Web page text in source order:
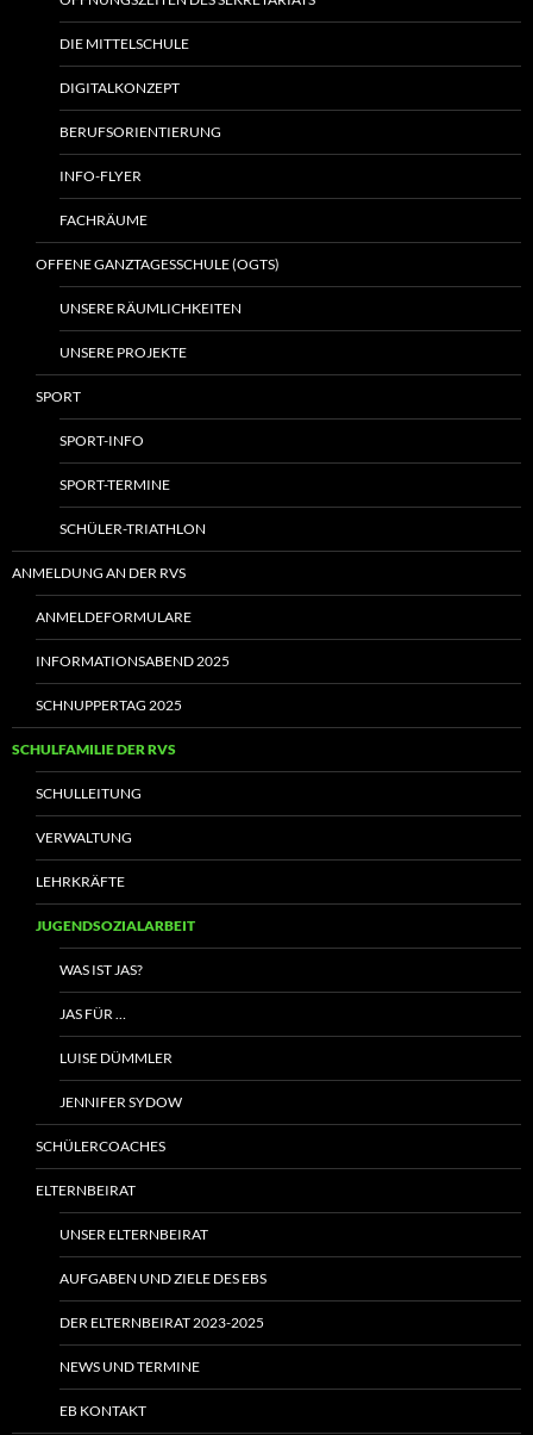
DIE MITTELSCHULE
DIGITALKONZEPT
BERUFSORIENTIERUNG
INFO-FLYER
FACHRÄUME
OFFENE GANZTAGESSCHULE (OGTS)
UNSERE RÄUMLICHKEITEN
UNSERE PROJEKTE
SPORT
SPORT-INFO
SPORT-TERMINE
SCHÜLER-TRIATHLON
ANMELDUNG AN DER RVS
ANMELDEFORMULARE
INFORMATIONSABEND 2025
SCHNUPPERTAG 2025
SCHULFAMILIE DER RVS
SCHULLEITUNG
VERWALTUNG
LEHRKRÄFTE
JUGENDSOZIALARBEIT
WAS IST JAS?
JAS FÜR …
LUISE DÜMMLER
JENNIFER SYDOW
SCHÜLERCOACHES
ELTERNBEIRAT
UNSER ELTERNBEIRAT
AUFGABEN UND ZIELE DES EBS
DER ELTERNBEIRAT 2023-2025
NEWS UND TERMINE
EB KONTAKT